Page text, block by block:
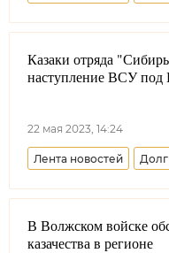
Оренбургское
Казаки отряда
наступление ВСУ под
22 мая 2023, 14:24
Лента новостей Долг
Донецкая Народная
В Волжском войске
казачества в регионе